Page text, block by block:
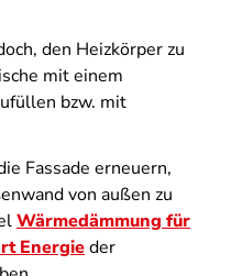
den Heizkörper zu
mit einem
bzw. mit
Fassade erneuern,
von außen zu
Wärmedämmung für
Energieder